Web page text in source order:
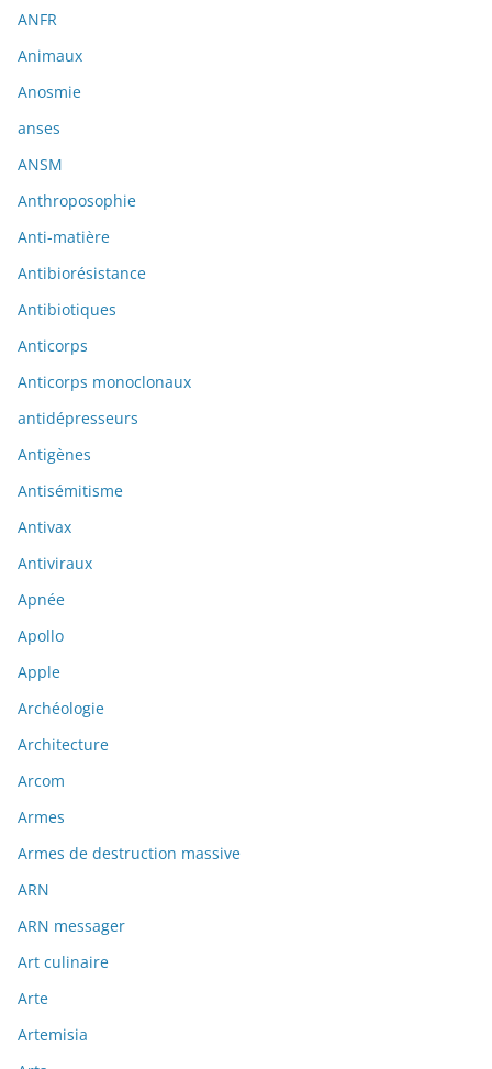
ANFR
Animaux
Anosmie
anses
ANSM
Anthroposophie
Anti-matière
Antibiorésistance
Antibiotiques
Anticorps
Anticorps monoclonaux
antidépresseurs
Antigènes
Antisémitisme
Antivax
Antiviraux
Apnée
Apollo
Apple
Archéologie
Architecture
Arcom
Armes
Armes de destruction massive
ARN
ARN messager
Art culinaire
Arte
Artemisia